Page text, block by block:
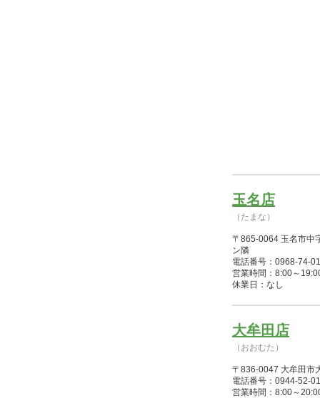
玉名店
（たまな）
〒865-0064 玉名市中
ン隣
電話番号：0968-74-
営業時間：8:00～
休業日：なし
大牟田店
（おおむた）
〒836-0047 大牟田市
電話番号：0944-52-
営業時間：8:00～